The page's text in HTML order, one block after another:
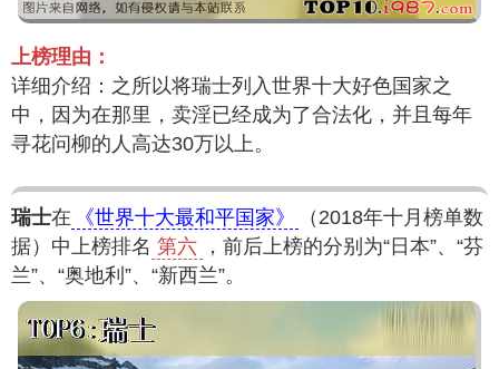
上榜理由：
详细介绍：之所以将瑞士列入世界十大好色国家之
中，因为在那里，卖淫已经成为了合法化，并且每年
寻花问柳的人高达30万以上。
瑞士在 《世界十大最和平国家》
（2018年十月榜单数
据）中上榜排名 第六
，前后上榜的分别为“日本”、“芬
兰”、“奥地利”、“新西兰”。